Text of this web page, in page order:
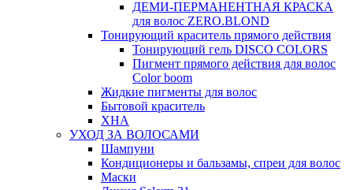
ДЕМИ-ПЕРМАНЕНТНАЯ КРАСКА
для волос ZERO.BLOND
Тонирующий краситель прямого действия
Тонирующий гель DISCO COLORS
Пигмент прямого действия для волос
Color boom
Жидкие пигменты для волос
Бытовой краситель
ХНА
УХОД ЗА ВОЛОСАМИ
Шампуни
Кондиционеры и бальзамы, спреи для волос
Маски